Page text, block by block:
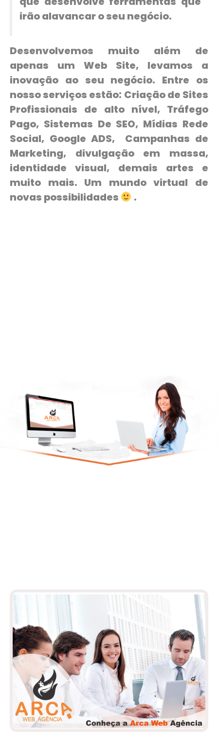
irão alavancar o seu negócio.
Desenvolvemos muito além de
apenas um Web Site, levamos a
inovação ao seu negócio. Entre os
nosso serviços estão: Criação de Sites
Profissionais de alto nível, Tráfego
Pago, Sistemas De SEO, Mídias Rede
Social, Google ADS, Campanhas de
Marketing, divulgação em massa,
identidade visual, demais artes e
muito mais. Um mundo virtual de
novas possibilidades
.